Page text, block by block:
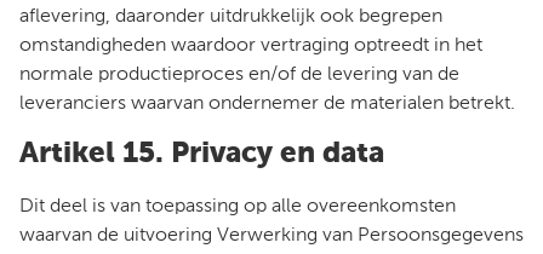
aflevering, daaronder uitdrukkelijk ook begrepen
omstandigheden waardoor vertraging optreedt in het
normale productieproces en/of de levering van de
leveranciers waarvan ondernemer de materialen betrekt.
Artikel 15. Privacy en data
Dit deel is van toepassing op alle overeenkomsten
waarvan de uitvoering Verwerking van Persoonsgegevens